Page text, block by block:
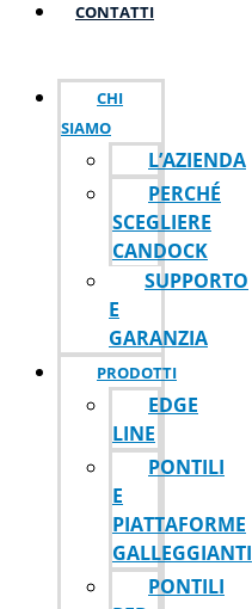
CONTATTI
CHI
SIAMO
L’AZIENDA
PERCHÉ
SCEGLIERE
CANDOCK
SUPPORTO
E
GARANZIA
PRODOTTI
EDGE
LINE
PONTILI
E
PIATTAFORME
GALLEGGIANTI
PONTILI